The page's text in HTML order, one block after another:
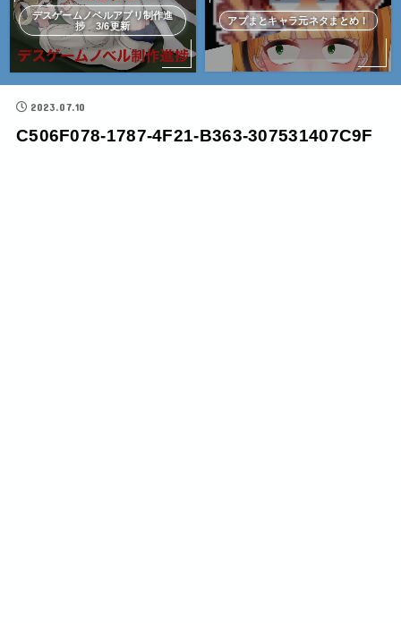
デスゲームノベルアプリ制作進
捗 3/6更新
アプまとキャラ元ネタまとめ！
2023.07.10
C506F078-1787-4F21-B363-307531407C9F